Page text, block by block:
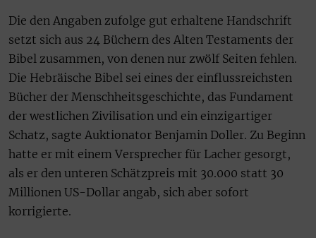
Die den Angaben zufolge gut erhaltene Handschrift
setzt sich aus 24 Büchern des Alten Testaments der
Bibel zusammen, von denen nur zwölf Seiten fehlen.
Die Hebräische Bibel sei eines der einflussreichsten
Bücher der Menschheitsgeschichte, das Fundament
der westlichen Zivilisation und ein einzigartiger
Schatz, sagte Auktionator Benjamin Doller. Zu Beginn
hatte er mit einem Versprecher für Lacher gesorgt,
als er den unteren Schätzpreis mit 30.000 statt 30
Millionen US-Dollar angab, sich aber sofort
korrigierte.